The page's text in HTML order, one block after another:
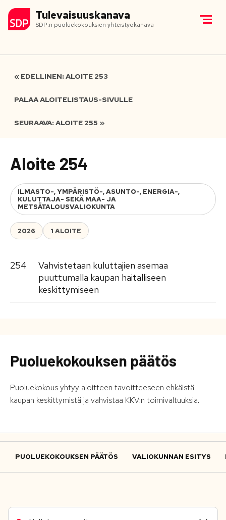
Tulevaisuuskanava
SDP:n puoluekokouksien yhteistyökanava
« EDELLINEN: ALOITE 253
PALAA ALOITELISTAUS-SIVULLE
SEURAAVA: ALOITE 255 »
Aloite 254
ILMASTO-, YMPÄRISTÖ-, ASUNTO-, ENERGIA-,
KULUTTAJA- SEKÄ MAA- JA
METSÄTALOUSVALIOKUNTA
2026 1 ALOITE
254
Vahvistetaan kuluttajien asemaa
puuttumalla kaupan haitalliseen
keskittymiseen
Puoluekokouksen päätös
Puoluekokous yhtyy aloitteen tavoitteeseen ehkäistä
kaupan keskittymistä ja vahvistaa KKV:n toimivaltuuksia.
PUOLUEKOKOUKSEN PÄÄTÖS VALIOKUNNAN ESITYS